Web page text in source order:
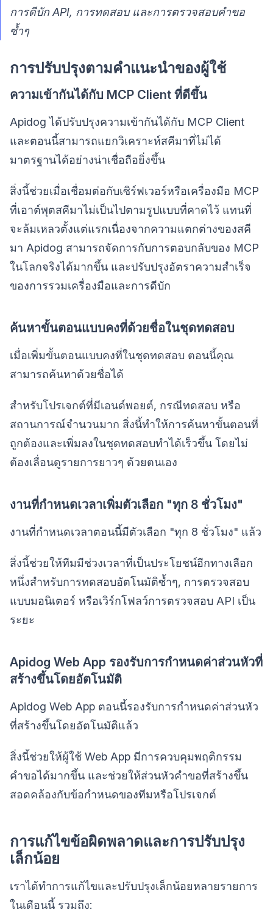
การดีบัก API, การทดสอบ และการตรวจสอบคำขอ
ซ้ำๆ
การปรับปรุงตามคำแนะนำของผู้ใช้
ความเข้ากันได้กับ MCP Client ที่ดีขึ้น
Apidog ได้ปรับปรุงความเข้ากันได้กับ MCP Client
และตอนนี้สามารถแยกวิเคราะห์สคีมาที่ไม่ได้
มาตรฐานได้อย่างน่าเชื่อถือยิ่งขึ้น
สิ่งนี้ช่วยเมื่อเชื่อมต่อกับเซิร์ฟเวอร์หรือเครื่องมือ MCP
ที่เอาต์พุตสคีมาไม่เป็นไปตามรูปแบบที่คาดไว้ แทนที่
จะล้มเหลวตั้งแต่แรกเนื่องจากความแตกต่างของสคี
มา Apidog สามารถจัดการกับการตอบกลับของ MCP
ในโลกจริงได้มากขึ้น และปรับปรุงอัตราความสำเร็จ
ของการรวมเครื่องมือและการดีบัก
ค้นหาขั้นตอนแบบคงที่ด้วยชื่อในชุดทดสอบ
เมื่อเพิ่มขั้นตอนแบบคงที่ในชุดทดสอบ ตอนนี้คุณ
สามารถค้นหาด้วยชื่อได้
สำหรับโปรเจกต์ที่มีเอนด์พอยต์, กรณีทดสอบ หรือ
สถานการณ์จำนวนมาก สิ่งนี้ทำให้การค้นหาขั้นตอนที่
ถูกต้องและเพิ่มลงในชุดทดสอบทำได้เร็วขึ้น โดยไม่
ต้องเลื่อนดูรายการยาวๆ ด้วยตนเอง
งานที่กำหนดเวลาเพิ่มตัวเลือก "ทุก 8 ชั่วโมง"
งานที่กำหนดเวลาตอนนี้มีตัวเลือก "ทุก 8 ชั่วโมง" แล้ว
สิ่งนี้ช่วยให้ทีมมีช่วงเวลาที่เป็นประโยชน์อีกทางเลือก
หนึ่งสำหรับการทดสอบอัตโนมัติซ้ำๆ, การตรวจสอบ
แบบมอนิเตอร์ หรือเวิร์กโฟลว์การตรวจสอบ API เป็น
ระยะ
Apidog Web App รองรับการกำหนดค่าส่วนหัวที่
สร้างขึ้นโดยอัตโนมัติ
Apidog Web App ตอนนี้รองรับการกำหนดค่าส่วนหัว
ที่สร้างขึ้นโดยอัตโนมัติแล้ว
สิ่งนี้ช่วยให้ผู้ใช้ Web App มีการควบคุมพฤติกรรม
คำขอได้มากขึ้น และช่วยให้ส่วนหัวคำขอที่สร้างขึ้น
สอดคล้องกับข้อกำหนดของทีมหรือโปรเจกต์
การแก้ไขข้อผิดพลาดและการปรับปรุง
เล็กน้อย
เราได้ทำการแก้ไขและปรับปรุงเล็กน้อยหลายรายการ
ในเดือนนี้ รวมถึง: